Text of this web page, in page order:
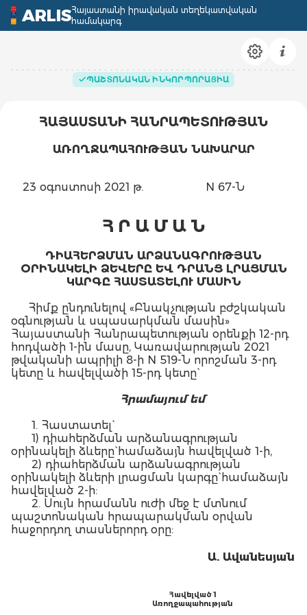
ARLISՀայաստանի իրավական տեղեկատվական
համակարգ
ՊԱՇՏՈՆԱԿԱՆ ԻՆԿՈՐՊՈՐԱՑԻԱ
ՀԱՅԱՍՏԱՆԻ ՀԱՆՐԱՊԵՏՈՒԹՅԱՆ
ԱՌՈՂՋԱՊԱՀՈՒԹՅԱՆ ՆԱԽԱՐԱՐ
23 օգոստոսի 2021 թ. N 67-Ն
Հ Ր Ա Մ Ա Ն
ԴԻԱՀԵՐՁՄԱՆ ԱՐՁԱՆԱԳՐՈՒԹՅԱՆ
ՕՐԻՆԱԿԵԼԻ ՁԵՎԵՐԸ ԵՎ ԴՐԱՆՑ ԼՐԱՑՄԱՆ
ԿԱՐԳԸ ՀԱՍՏԱՏԵԼՈՒ ՄԱՍԻՆ
Հիմք ընդունելով «Բնակչության բժշկական
օգնության և սպասարկման մասին»
Հայաստանի Հանրապետության օրենքի 12-րդ
հոդվածի 1-ին մասը, Կառավարության 2021
թվականի ապրիլի 8-ի N 519-Ն որոշման 3-րդ
կետը և հավելվածի 15-րդ կետը`
Հրամայում եմ
1. Հաստատել`
1) դիահերձման արձանագրության
օրինակելի ձևերը` համաձայն հավելված 1-ի,
2) դիահերձման արձանագրության
օրինակելի ձևերի լրացման կարգը` համաձայն
հավելված 2-ի:
2. Սույն հրամանն ուժի մեջ է մտնում
պաշտոնական հրապարակման օրվան
հաջորդող տասներորդ օրը:
Ա. Ավանեսյան
Հավելված 1
Առողջապահության